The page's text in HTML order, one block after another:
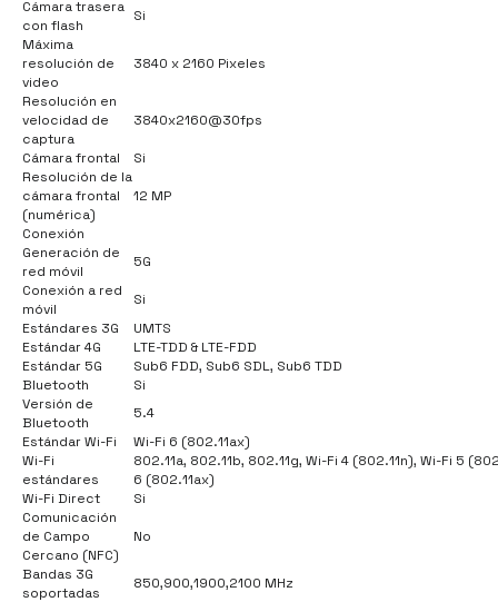
Cámara trasera
con flash
Si
Máxima
resolución de
video
3840 x 2160 Pixeles
Resolución en
velocidad de
captura
3840x2160@30fps
Cámara frontal
Si
Resolución de la
cámara frontal
(numérica)
12 MP
Conexión
Generación de
red móvil
5G
Conexión a red
móvil
Si
Estándares 3G
UMTS
Estándar 4G
LTE-TDD & LTE-FDD
Estándar 5G
Sub6 FDD, Sub6 SDL, Sub6 TDD
Bluetooth
Si
Versión de
Bluetooth
5.4
Estándar Wi-Fi
Wi-Fi 6 (802.11ax)
Wi-Fi
estándares
802.11a, 802.11b, 802.11g, Wi-Fi 4 (802.11n), Wi-Fi 5
6 (802.11ax)
Wi-Fi Direct
Si
Comunicación
de Campo
Cercano (NFC)
No
Bandas 3G
soportadas
850,900,1900,2100 MHz